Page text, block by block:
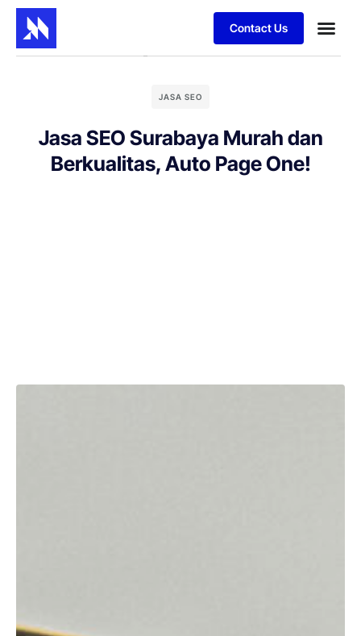
Contact Us
JASA SEO
Jasa SEO Surabaya Murah dan
Berkualitas, Auto Page One!